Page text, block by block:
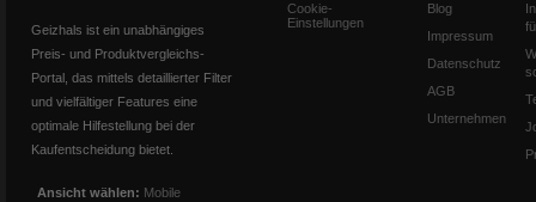
Geizhals ist ein unabhängiges
Preis- und Produktvergleichs-
Portal, das mittels detaillierter Filter
und vielfältiger Features eine
optimale Hilfestellung bei der
Kaufentscheidung bietet.
Ansicht wählen: Mobile
Cookie-
Einstellungen
Blog
Impressum
Datenschutz
AGB
Unternehmen